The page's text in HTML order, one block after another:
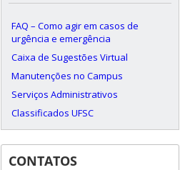
FAQ – Como agir em casos de
urgência e emergência
Caixa de Sugestões Virtual
Manutenções no Campus
Serviços Administrativos
Classificados UFSC
CONTATOS